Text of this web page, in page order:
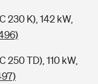
230 K), 142 kW,
250 TD), 110 kW,